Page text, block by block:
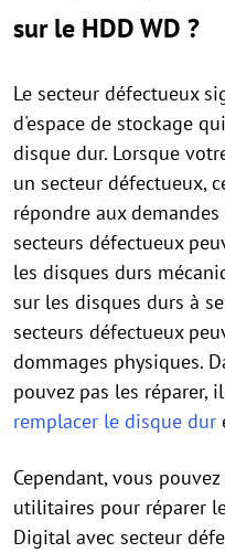
sur le HDD WD ?
Le secteur défectueux
d'espace de stockage
disque dur. Lorsque
un secteur défectueux,
répondre aux
secteurs défectueux
les disques durs
sur les disques durs à
secteurs défectueux
dommages physiques.
pouvez pas les réparer,
remplacer le disque dur
Cependant, vous
utilitaires pour réparer
Digital avec secteur